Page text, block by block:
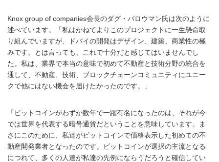
Knox group of companies会長のダグ・バロウマン氏は次のように
述べています。「私はかねてよりこのプロジェクトに一生懸命取
り組んでいますが、ドバイの開発はデザイン、建築、商業性の極
みです。とは言っても、これで十分だと感じてはいませんでし
た。私は、業界で本当の意味で初めて不動産と技術分野の統合を
通して、不動産、技術、ブロックチェーンコミュニティにユニー
クで他にはない機会を届けたかったのです。」
「ビットコインがわずか数年で一躍有名になったのは、それが今
では世界を代表する暗号通貨だということを意味しています。ま
さにこのために、私達がビットコインで価格表示した初めての不
動産開発業者となったのです。ビットコインが選択の主流となる
につれて、多くの人達が私達の先例にならうだろうと確信してい